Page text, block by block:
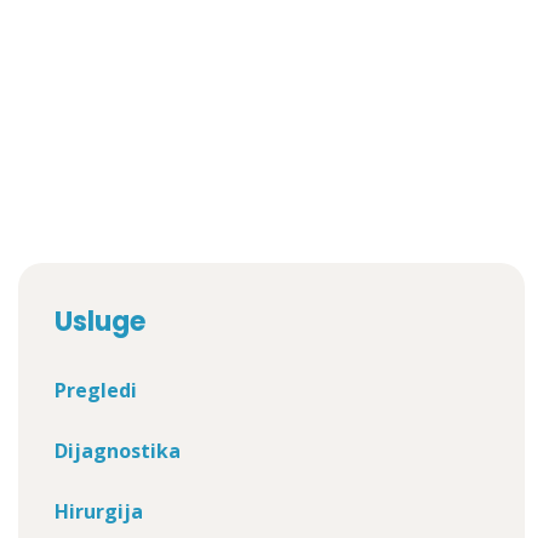
Usluge
Pregledi
Dijagnostika
Hirurgija